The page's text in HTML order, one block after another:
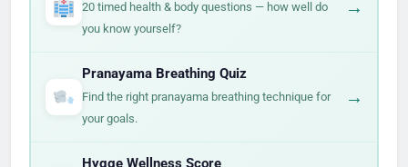
20 timed health & body questions — how well do
you know yourself?
→
Pranayama Breathing Quiz
Find the right pranayama breathing technique for
your goals.
→
Hygge Wellness Score